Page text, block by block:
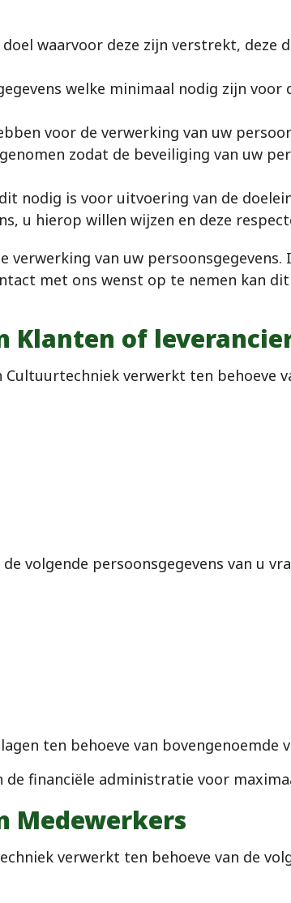
waarvoor deze zijn verstrekt, deze
welke minimaal nodig zijn voor
voor de verwerking van uw
zodat de beveiliging van uw
nodig is voor uitvoering van de
u hierop willen wijzen en deze
van uw persoonsgegevens.
met ons wenst op te nemen kan
Klanten of
verwerkt ten behoeve
volgende persoonsgegevens van u
ten behoeve van bovengenoemde
financiële administratie voor
Medewerkers
verwerkt ten behoeve van de